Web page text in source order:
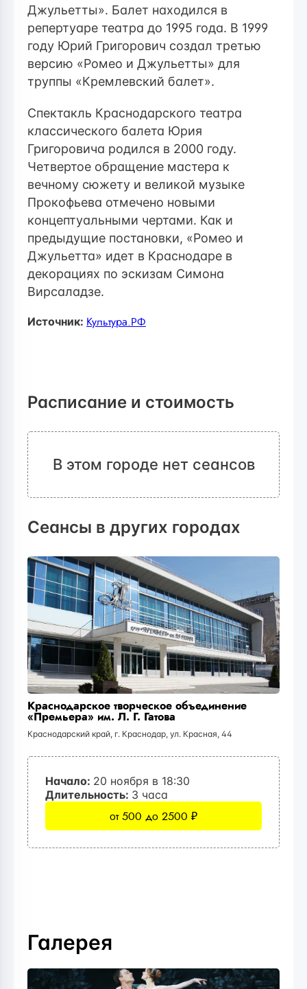
Джульетты». Балет находился в
репертуаре театра до 1995 года. В 1999
году Юрий Григорович создал третью
версию «Ромео и Джульетты» для
труппы «Кремлевский балет».
Спектакль Краснодарского театра
классического балета Юрия
Григоровича родился в 2000 году.
Четвертое обращение мастера к
вечному сюжету и великой музыке
Прокофьева отмечено новыми
концептуальными чертами. Как и
предыдущие постановки, «Ромео и
Джульетта» идет в Краснодаре в
декорациях по эскизам Симона
Вирсаладзе.
Источник: Культура.РФ
Расписание и стоимость
В этом городе нет сеансов
Сеансы в других городах
Краснодарское творческое объединение
«Премьера» им. Л. Г. Гатова
Краснодарский край, г. Краснодар, ул. Красная, 44
Начало: 20 ноября в 18:30
Длительность: 3 часа
от 500 до 2500 ₽
Галерея